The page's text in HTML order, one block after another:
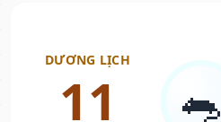
DƯƠNG LỊCH
11 🐀